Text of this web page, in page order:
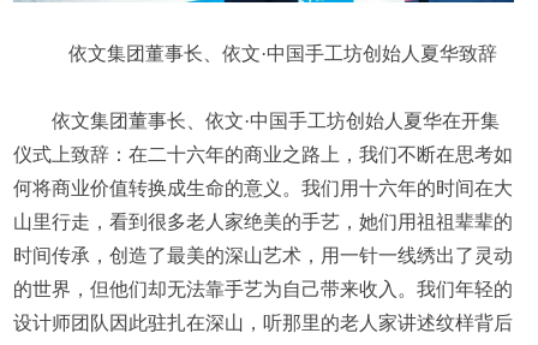
依文集团董事长、依文·中国手工坊创始人夏华致辞
依文集团董事长、依文·中国手工坊创始人夏华在开集
仪式上致辞：在二十六年的商业之路上，我们不断在思考如
何将商业价值转换成生命的意义。我们用十六年的时间在大
山里行走，看到很多老人家绝美的手艺，她们用祖祖辈辈的
时间传承，创造了最美的深山艺术，用一针一线绣出了灵动
的世界，但他们却无法靠手艺为自己带来收入。我们年轻的
设计师团队因此驻扎在深山，听那里的老人家讲述纹样背后